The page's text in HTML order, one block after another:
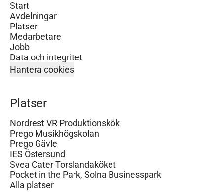
Start
Avdelningar
Platser
Medarbetare
Jobb
Data och integritet
Hantera cookies
Platser
Nordrest VR Produktionskök
Prego Musikhögskolan
Prego Gävle
IES Östersund
Svea Cater Torslandaköket
Pocket in the Park, Solna Businesspark
Alla platser